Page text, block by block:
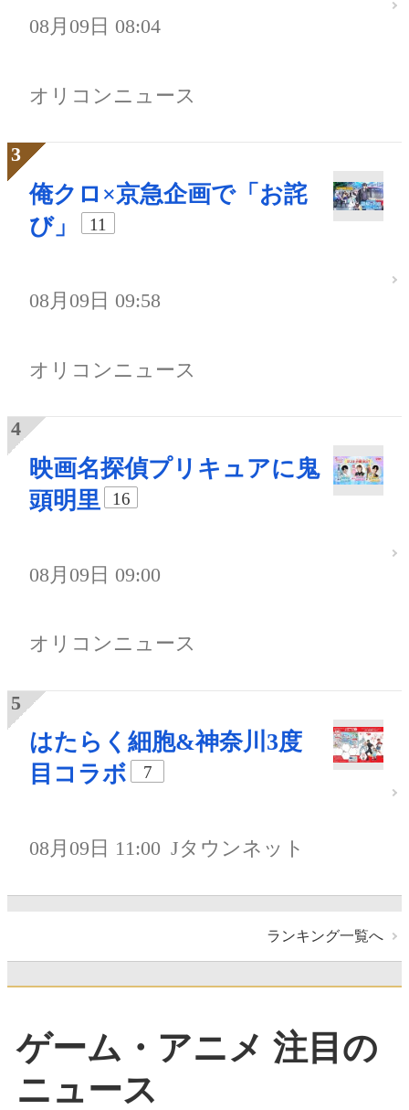
08月09日 08:04
オリコンニュース
俺クロ×京急企画で「お詫
び」
11
08月09日 09:58
オリコンニュース
映画名探偵プリキュアに鬼
頭明里
16
08月09日 09:00
オリコンニュース
はたらく細胞&神奈川3度
目コラボ
7
08月09日 11:00 Jタウンネット
ランキング一覧へ
ゲーム・アニメ 注目の
ニュース